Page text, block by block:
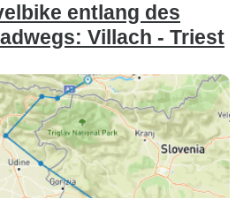
entlang des
Villach - Triest